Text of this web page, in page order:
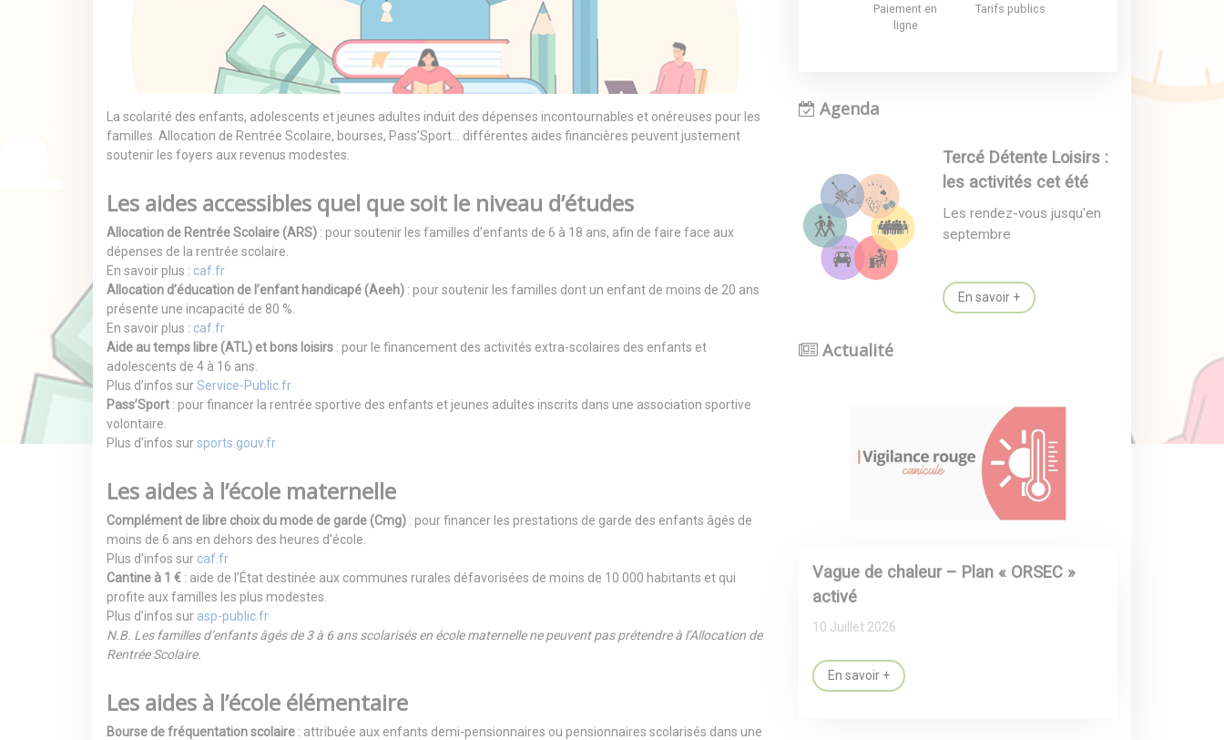
La scolarité des enfants, adolescents et jeunes adultes induit des dépenses incontournables et onéreuses pour les
familles. Allocation de Rentrée Scolaire, bourses, Pass’Sport… différentes aides financières peuvent justement
soutenir les foyers aux revenus modestes.
Les aides accessibles quel que soit le niveau d’études
Allocation de Rentrée Scolaire (ARS) : pour soutenir les familles d’enfants de 6 à 18 ans, afin de faire face aux
dépenses de la rentrée scolaire.
En savoir plus : caf.fr
Allocation d’éducation de l’enfant handicapé (Aeeh) : pour soutenir les familles dont un enfant de moins de 20 ans
présente une incapacité de 80 %.
En savoir plus : caf.fr
Aide au temps libre (ATL) et bons loisirs : pour le financement des activités extra-scolaires des enfants et
adolescents de 4 à 16 ans.
Plus d’infos surService-Public.fr
Pass’Sport : pour financer la rentrée sportive des enfants et jeunes adultes inscrits dans une association sportive
volontaire.
Plus d’infos sursports.gouv.fr
Les aides à l’école maternelle
Complément de libre choix du mode de garde (Cmg) : pour financer les prestations de garde des enfants âgés de
moins de 6 ans en dehors des heures d’école.
Plus d’infos sur caf.fr
Cantine à 1 € : aide de l’État destinée aux communes rurales défavorisées de moins de 10 000 habitants et qui
profite aux familles les plus modestes.
Plus d’infos sur asp-public.fr
N.B. Les familles d’enfants âgés de 3 à 6 ans scolarisés en école maternelle ne peuvent pas prétendre à l’Allocation de
Rentrée Scolaire.
Les aides à l’école élémentaire
Bourse de fréquentation scolaire : attribuée aux enfants demi-pensionnaires ou pensionnaires scolarisés dans une
Paiement en
ligne
Tarifs publics
Agenda
Tercé Détente Loisirs :
les activités cet été
Les rendez-vous jusqu'en
septembre
En savoir +
Actualité
Vague de chaleur – Plan « ORSEC »
activé
10 Juillet 2026
En savoir +